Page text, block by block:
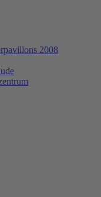
2008